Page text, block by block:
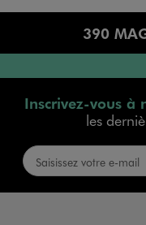
390
Inscrivez-vous à
les